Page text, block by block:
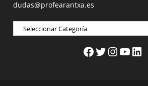
dudas@profearantxa.es